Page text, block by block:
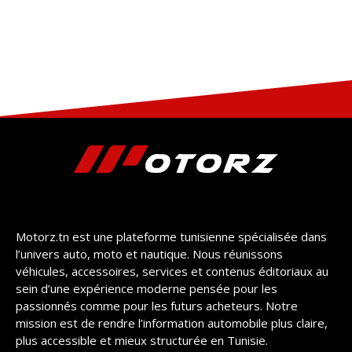
Motorz.tn est une plateforme tunisienne spécialisée dans
l’univers auto, moto et nautique. Nous réunissons
véhicules, accessoires, services et contenus éditoriaux au
sein d’une expérience moderne pensée pour les
passionnés comme pour les futurs acheteurs. Notre
mission est de rendre l’information automobile plus claire,
plus accessible et mieux structurée en Tunisie.